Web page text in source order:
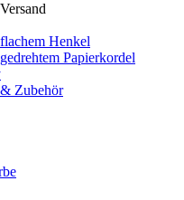
Henkel
Papierkordel
Zubehör